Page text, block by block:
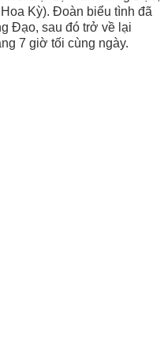
Kỳ). Đoàn biểu tình đã
Đạo, sau đó trở về lại
7 giờ tối cùng ngày.